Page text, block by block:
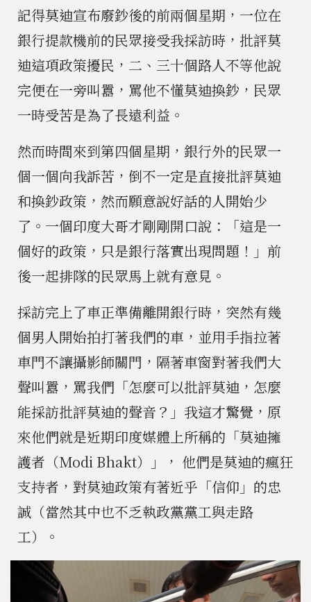
記得莫迪宣布廢鈔後的前兩個星期，一位在
銀行提款機前的民眾接受我採訪時，批評莫
迪這項政策擾民，二、三十個路人不等他說
完便在一旁叫囂，罵他不懂莫迪換鈔，民眾
一時受苦是為了長遠利益。
然而時間來到第四個星期，銀行外的民眾一
個一個向我訴苦，倒不一定是直接批評莫迪
和換鈔政策，然而願意說好話的人開始少
了。一個印度大哥才剛剛開口說：「這是一
個好的政策，只是銀行落實出現問題！」前
後一起排隊的民眾馬上就有意見。
採訪完上了車正準備離開銀行時，突然有幾
個男人開始拍打著我們的車，並用手指拉著
車門不讓攝影師關門，隔著車窗對著我們大
聲叫囂，罵我們「怎麼可以批評莫迪，怎麼
能採訪批評莫迪的聲音？」我這才驚覺，原
來他們就是近期印度媒體上所稱的「莫迪擁
護者（Modi Bhakt）」， 他們是莫迪的瘋狂
支持者，對莫迪政策有著近乎「信仰」的忠
誠（當然其中也不乏執政黨黨工與走路
工）。